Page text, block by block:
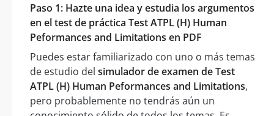
Paso 1: Hazte una idea y estudia los argumentos
en el test de práctica Test ATPL (H) Human
Peformances and Limitations en PDF
Puedes estar familiarizado con uno o más temas
de estudio del simulador de examen de Test
ATPL (H) Human Peformances and Limitations,
pero probablemente no tendrás aún un